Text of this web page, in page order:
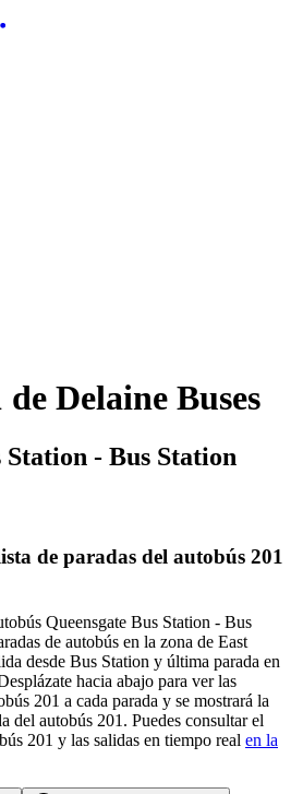
Delaine Buses
Station - Bus Station
de paradas del autobús 201
Queensgate Bus Station - Bus
de autobús en la zona de East
desde Bus Station y última parada en
hacia abajo para ver las
201 a cada parada y se mostrará la
del autobús 201. Puedes consultar el
201 y las salidas en tiempo real en la